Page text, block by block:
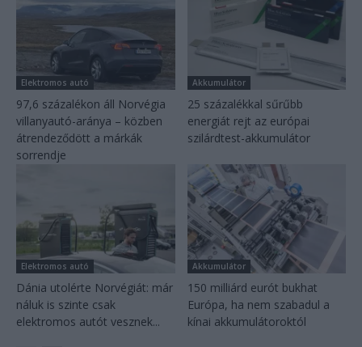
Elektromos autó
97,6 százalékon áll Norvégia
villanyautó-aránya – közben
átrendeződött a márkák
sorrendje
Akkumulátor
25 százalékkal sűrűbb
energiát rejt az európai
szilárdtest-akkumulátor
Elektromos autó
Dánia utolérte Norvégiát: már
náluk is szinte csak
elektromos autót vesznek...
Akkumulátor
150 milliárd eurót bukhat
Európa, ha nem szabadul a
kínai akkumulátoroktól